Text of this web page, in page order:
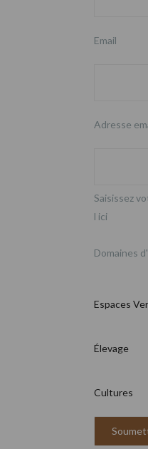
Email
Adresse
Saisissez
l ici
Domaines
Espaces
Élevage
Cultures